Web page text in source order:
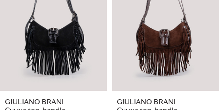
GIULIANO BRANI
GIULIANO BRANI